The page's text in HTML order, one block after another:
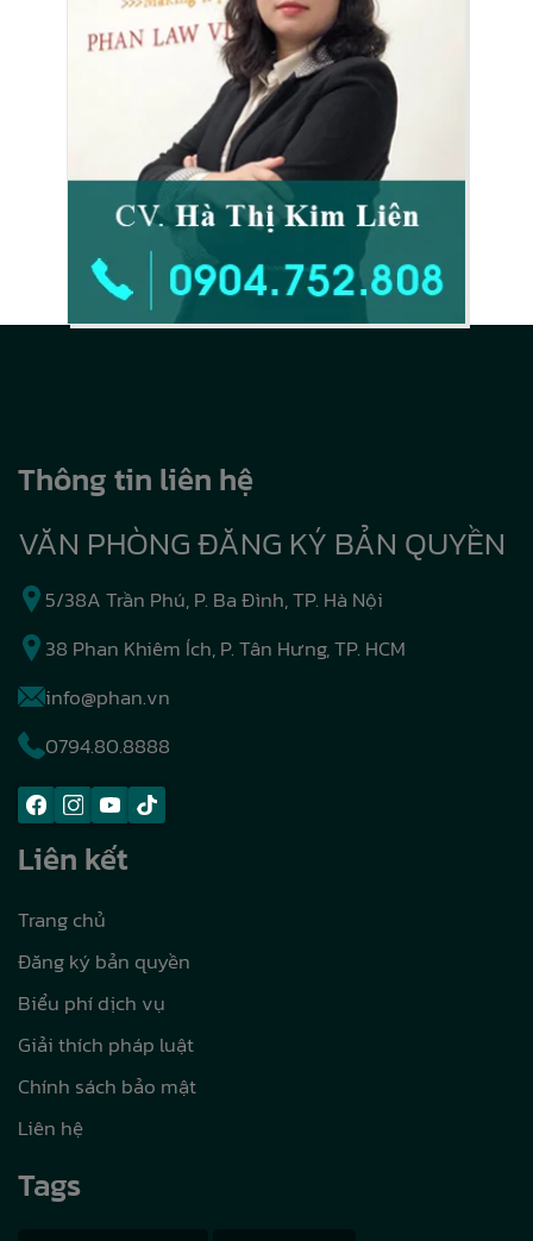
Thông tin liên hệ
VĂN PHÒNG ĐĂNG KÝ BẢN QUYỀN
5/38A Trần Phú, P. Ba Đình, TP. Hà Nội
38 Phan Khiêm Ích, P. Tân Hưng, TP. HCM
info@phan.vn
0794.80.8888
Liên kết
Trang chủ
Đăng ký bản quyền
Biểu phí dịch vụ
Giải thích pháp luật
Chính sách bảo mật
Liên hệ
Tags